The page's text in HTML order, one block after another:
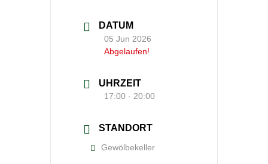
DATUM
05 Jun 2026
Abgelaufen!
UHRZEIT
17:00 - 20:00
STANDORT
Gewölbekeller